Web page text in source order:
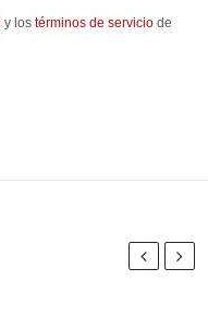
y lostérminos de servicio de